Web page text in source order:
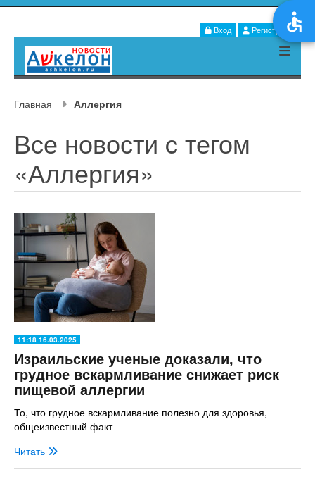
Вход Регистрация
Главная Аллергия
Все новости c тегом
«Аллергия»
11:18 16.03.2025
Израильские ученые доказали, что
грудное вскармливание снижает риск
пищевой аллергии
То, что грудное вскармливание полезно для здоровья,
общеизвестный факт
Читать